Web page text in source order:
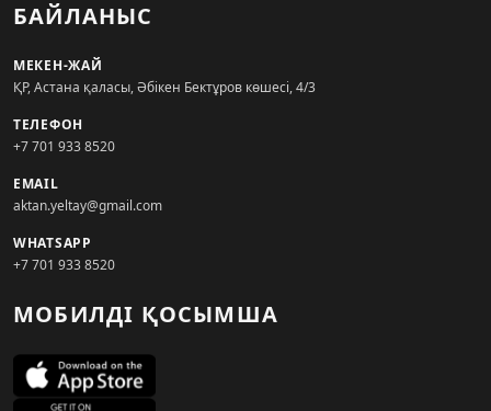
БАЙЛАНЫС
МЕКЕН-ЖАЙ
ҚР, Астана қаласы, Әбікен Бектұров көшесі, 4/3
ТЕЛЕФОН
+7 701 933 8520
EMAIL
aktan.yeltay@gmail.com
WHATSAPP
+7 701 933 8520
МОБИЛДІ ҚОСЫМША